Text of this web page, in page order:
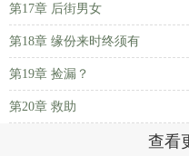
第17章 后街男女
第18章 缘份来时终须有
第19章 捡漏？
第20章 救助
查看